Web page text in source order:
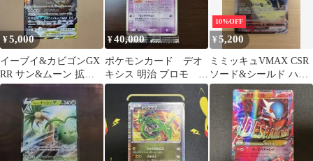
¥5,000
イーブイ&カビゴンGX
RR サン&ムーン 拡張
パック タッグボルト キ
ラ 0…
¥40,000
ポケモンカード デオ
キシス 明治 プロモ 未
開封 011/PCG-P
10%OFF
¥5,200
ミミッキュVMAX CSR
ソード&シールド ハイ
クラスパック VMAXク
ライ…